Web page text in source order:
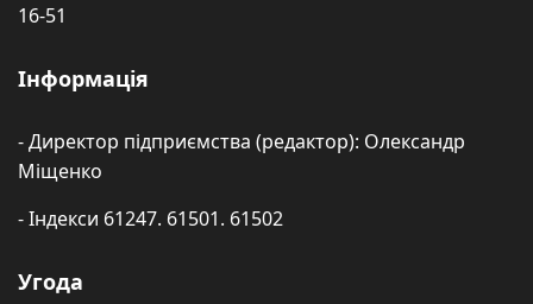
16-51
Інформація
- Директор підприємства (редактор): Олександр
Міщенко
- Індекси 61247. 61501. 61502
Угода